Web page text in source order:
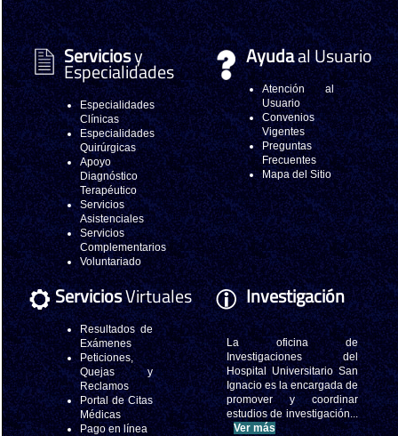
Serviciosy
Especialidades
Especialidades
Clínicas
Especialidades
Quirúrgicas
Apoyo
Diagnóstico
Terapéutico
Servicios
Asistenciales
Servicios
Complementarios
Voluntariado
Ayudaal Usuario
Atención al
Usuario
Convenios
Vigentes
Preguntas
Frecuentes
Mapa del Sitio
ServiciosVirtuales
Resultados de
Exámenes
Peticiones,
Quejas y
Reclamos
Portal de Citas
Médicas
Pago en línea
Investigación
La oficina de
Investigaciones del
Hospital Universitario San
Ignacio es la encargada de
promover y coordinar
estudios de investigación...
Ver más